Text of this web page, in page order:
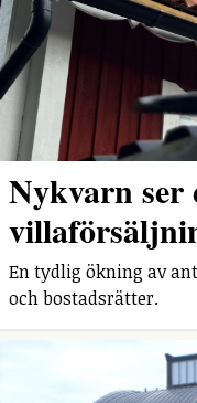
Nykvarn ser
En tydlig ökning av
och bostadsrätter.